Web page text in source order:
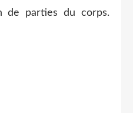
de parties du corps.